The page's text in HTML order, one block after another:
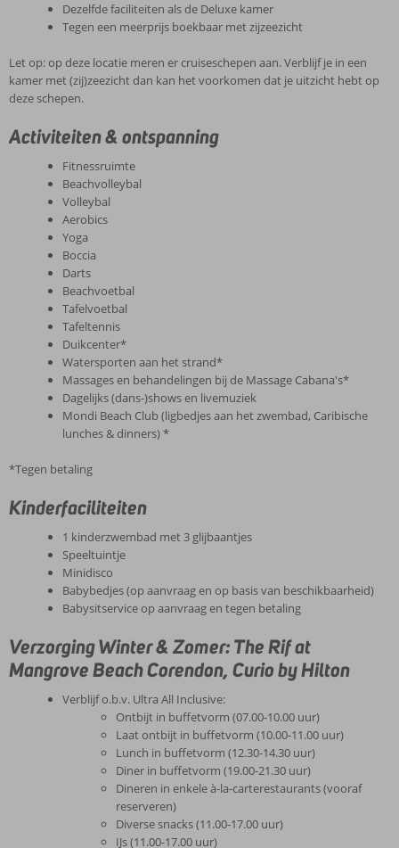
Dezelfde faciliteiten als de Deluxe kamer
Tegen een meerprijs boekbaar met zijzeezicht
Let op: op deze locatie meren er cruiseschepen aan. Verblijf je in een
kamer met (zij)zeezicht dan kan het voorkomen dat je uitzicht hebt op
deze schepen.
Activiteiten & ontspanning
Fitnessruimte
Beachvolleybal
Volleybal
Aerobics
Yoga
Boccia
Darts
Beachvoetbal
Tafelvoetbal
Tafeltennis
Duikcenter*
Watersporten aan het strand*
Massages en behandelingen bij de Massage Cabana's*
Dagelijks (dans-)shows en livemuziek
Mondi Beach Club (ligbedjes aan het zwembad, Caribische
lunches & dinners) *
*Tegen betaling
Kinderfaciliteiten
1 kinderzwembad met 3 glijbaantjes
Speeltuintje
Minidisco
Babybedjes (op aanvraag en op basis van beschikbaarheid)
Babysitservice op aanvraag en tegen betaling
Verzorging Winter & Zomer: The Rif at
Mangrove Beach Corendon, Curio by Hilton
Verblijf o.b.v. Ultra All Inclusive:
Ontbijt in buffetvorm (07.00-10.00 uur)
Laat ontbijt in buffetvorm (10.00-11.00 uur)
Lunch in buffetvorm (12.30-14.30 uur)
Diner in buffetvorm (19.00-21.30 uur)
Dineren in enkele à-la-carterestaurants (vooraf
reserveren)
Diverse snacks (11.00-17.00 uur)
IJs (11.00-17.00 uur)